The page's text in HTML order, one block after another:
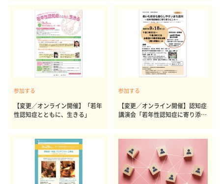
参加する
【変更／オンライン開催】「若年
性認知症とともに、生きる」
参加する
【変更／オンライン開催】認知症
講演会「若年性認知症に寄り添う